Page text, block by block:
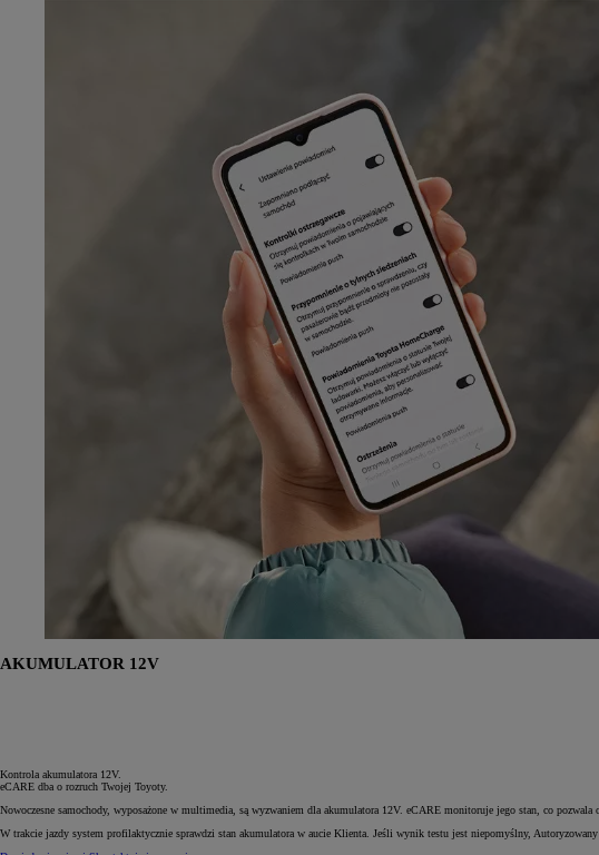
AKUMULATOR 12V
Kontrola akumulatora 12V.
eCARE dba o rozruch Twojej Toyoty.
Nowoczesne samochody, wyposażone w multimedia, są wyzwaniem dla akumulatora 12V. eCARE monitoruje jego stan, co pozwala
W trakcie jazdy system profilaktycznie sprawdzi stan akumulatora w aucie Klienta. Jeśli wynik testu jest niepomyślny,